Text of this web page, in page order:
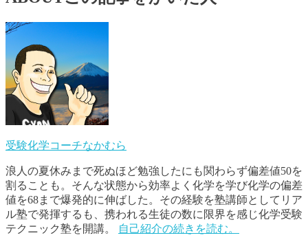
受験化学コーチなかむら
浪人の夏休みまで死ぬほど勉強したにも関わらず偏差値50を
割ることも。そんな状態から効率よく化学を学び化学の偏差
値を68まで爆発的に伸ばした。その経験を塾講師としてリア
ル塾で発揮するも、携われる生徒の数に限界を感じ化学受験
テクニック塾を開講。
自己紹介の続きを読む。